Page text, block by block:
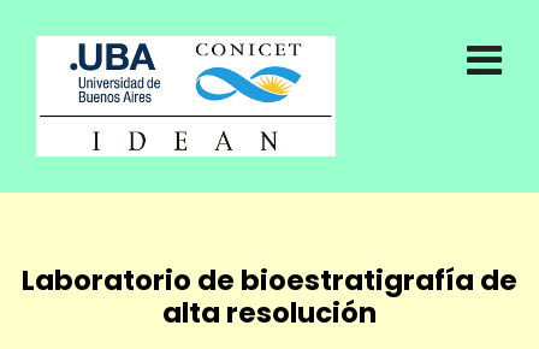
Laboratorio de bioestratigrafía de
alta resolución